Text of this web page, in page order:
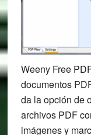
Weeny Free
documentos
da la opción de
archivos PDF
imágenes y